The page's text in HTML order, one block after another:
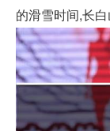
的滑雪时间,长白